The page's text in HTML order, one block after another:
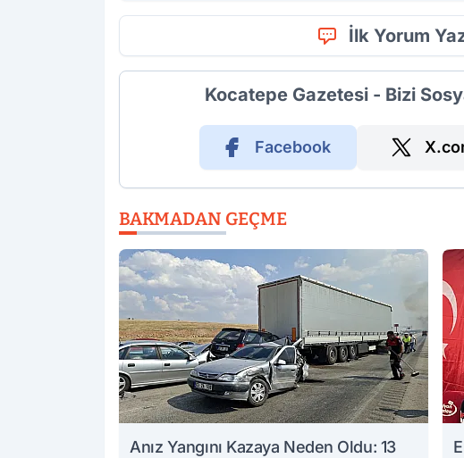
İlk Yorum
Kocatepe Gazetesi - Bizi
Facebook
BAKMADAN GEÇME
Anız Yangını Kazaya Neden Oldu: 13